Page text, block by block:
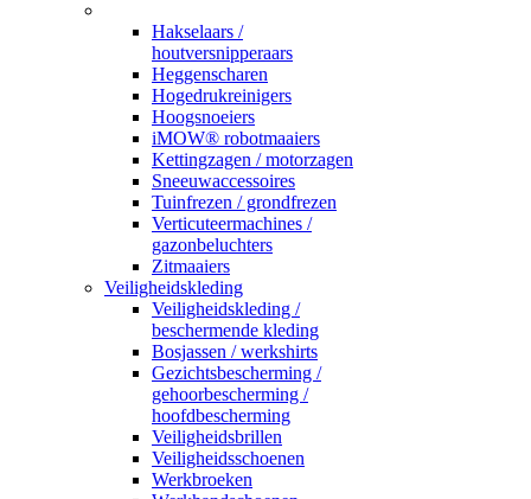
Hakselaars /
houtversnipperaars
Heggenscharen
Hogedrukreinigers
Hoogsnoeiers
iMOW® robotmaaiers
Kettingzagen / motorzagen
Sneeuwaccessoires
Tuinfrezen / grondfrezen
Verticuteermachines /
gazonbeluchters
Zitmaaiers
Veiligheidskleding
Veiligheidskleding /
beschermende kleding
Bosjassen / werkshirts
Gezichtsbescherming /
gehoorbescherming /
hoofdbescherming
Veiligheidsbrillen
Veiligheidsschoenen
Werkbroeken